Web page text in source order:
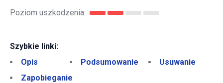
Poziom uszkodzenia:
Szybkie linki:
Opis
Podsumowanie
Usuwanie
Zapobieganie